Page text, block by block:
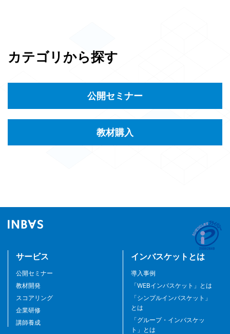
カテゴリから探す
公開セミナー
教材購入
サービス
公開セミナー
教材開発
スコアリング
企業研修
講師養成
インバスケットとは
導入事例
「WEBインバスケット」とは
「シンプルインバスケット」
とは
「グループ・インバスケッ
ト」とは